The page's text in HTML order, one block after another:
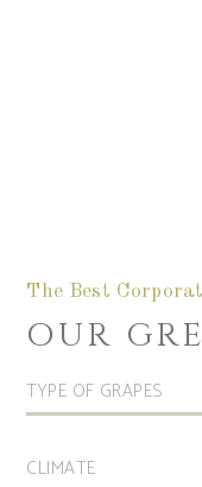
The Best
OUR
TYPE OF GRAPES
CLIMATE